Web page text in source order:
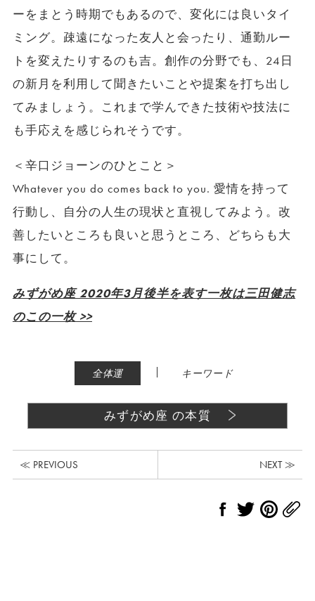
ーをまとう時期でもあるので、変化には良いタイ
ミング。疎遠になった友人と会ったり、通勤ルー
トを変えたりするのも吉。創作の分野でも、24日
の新月を利用して聞きたいことや提案を打ち出し
てみましょう。これまで学んできた技術や技法に
も手応えを感じられそうです。
＜辛口ジョーンのひとこと＞
Whatever you do comes back to you. 愛情を持って
行動し、自分の人生の現状と直視してみよう。改
善したいところも良いと思うところ、どちらも大
事にして。
みずがめ座 2020年3月後半を表す一枚は三田健志
のこの一枚 >>
全体運 | キーワード
みずがめ座 の本質
≪ PREVIOUS NEXT ≫